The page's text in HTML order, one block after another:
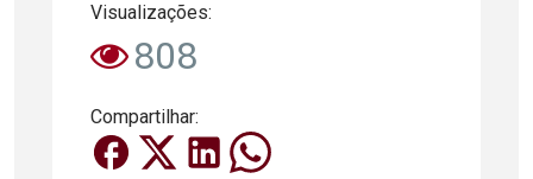
Visualizações:
808
Compartilhar: